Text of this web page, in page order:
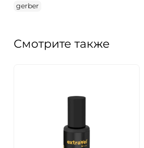
gerber
Смотрите также